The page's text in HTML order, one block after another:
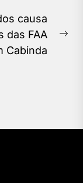
causa
das FAA
Cabinda